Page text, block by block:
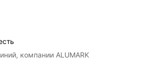
компании ALUMARK